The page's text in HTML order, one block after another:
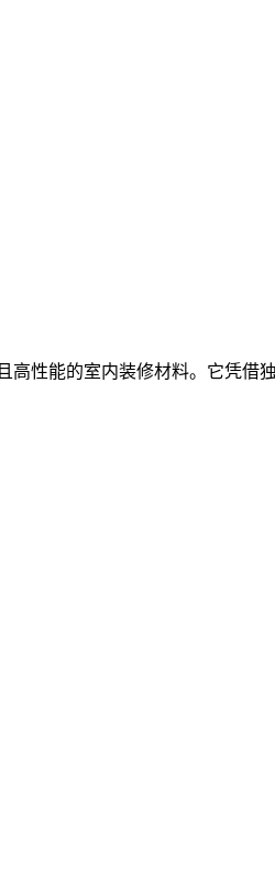
高性能的室内装修材料。它凭